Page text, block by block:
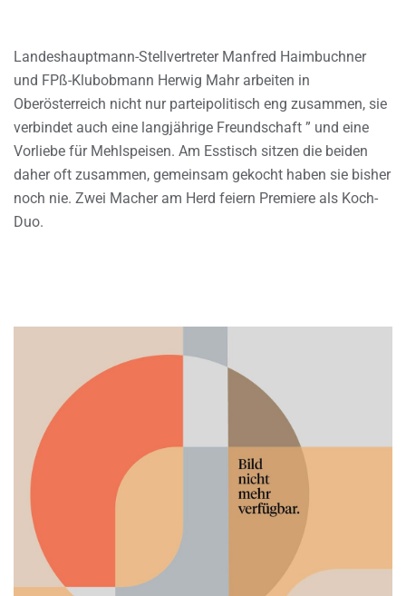
Landeshauptmann-Stellvertreter Manfred Haimbuchner
und FPß-Klubobmann Herwig Mahr arbeiten in
Oberösterreich nicht nur parteipolitisch eng zusammen, sie
verbindet auch eine langjährige Freundschaft ” und eine
Vorliebe für Mehlspeisen. Am Esstisch sitzen die beiden
daher oft zusammen, gemeinsam gekocht haben sie bisher
noch nie. Zwei Macher am Herd feiern Premiere als Koch-
Duo.